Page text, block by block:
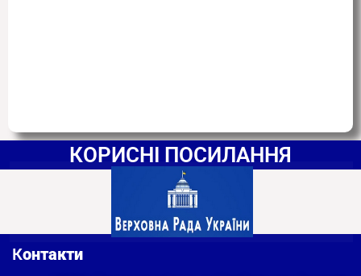
КОРИСНІ ПОСИЛАННЯ
Контакти